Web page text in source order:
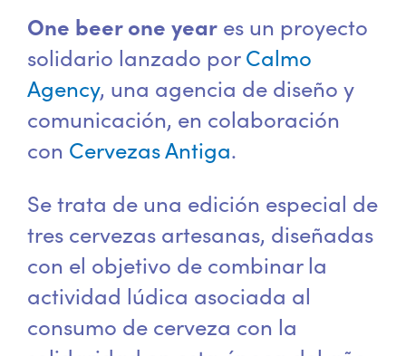
One beer one year es un proyecto
solidario lanzado porCalmo
Agency, una agencia de diseño y
comunicación, en colaboración
con Cervezas Antiga.
Se trata de una edición especial de
tres cervezas artesanas, diseñadas
con el objetivo de combinar la
actividad lúdica asociada al
consumo de cerveza con la